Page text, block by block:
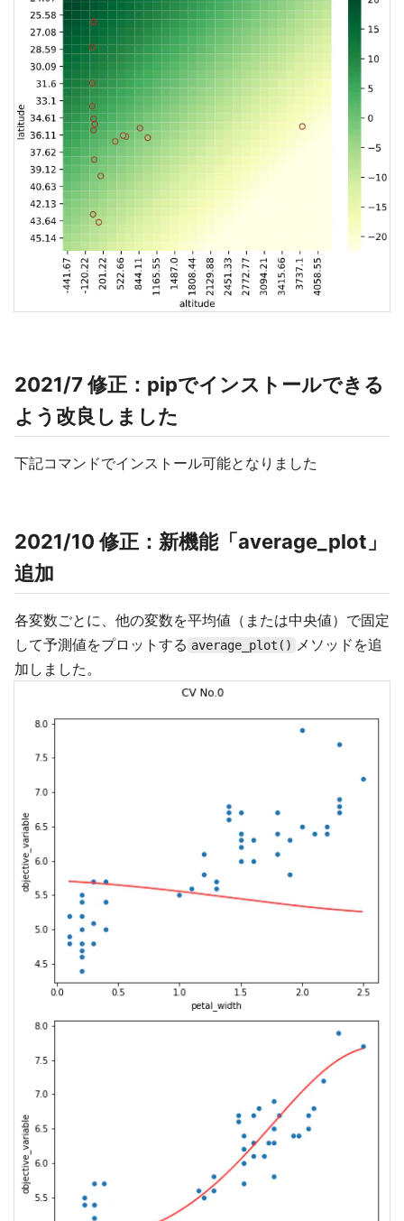
2021/7 修正：pipでインストールできる
よう改良しました
下記コマンドでインストール可能となりました
2021/10 修正：新機能「average_plot」
追加
各変数ごとに、他の変数を平均値（または中央値）で固定
して予測値をプロットする average_plot()
メソッドを追
加しました。